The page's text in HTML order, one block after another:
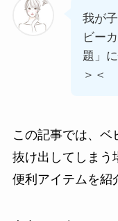
我が
ビー
題」
＞＜
この記事では、ベ
抜け出してしまう
便利アイテムを紹